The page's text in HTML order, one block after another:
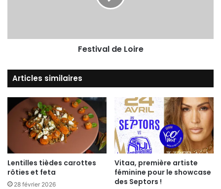
Festival de Loire: tous devant le 13h de
September 19, 2013
Orléans Actu revient sur le grand
spectacle de la veille avec une
vidéo des réactions des
spectateurs
Festival de Loire
Articles similaires
Lentilles tièdes carottes
rôties et feta
28 février 2026
Vitaa, première artiste
féminine pour le showcase
des Septors !